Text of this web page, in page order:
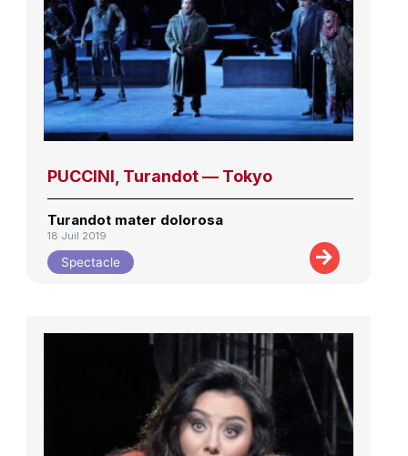
PUCCINI, Turandot — Tokyo
Turandot mater dolorosa
18 Juil 2019
Spectacle